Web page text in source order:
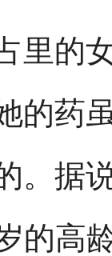
的女
的药
。据
的高